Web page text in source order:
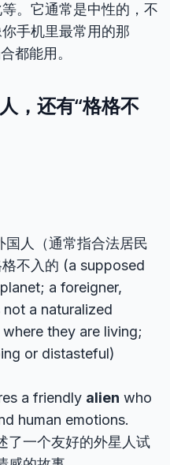
。它通常是中性的，不
手机里最常用的那
都能用。
，还有“格格不
国人（通常指合法居民
不入的 (a supposed
a foreigner,
a naturalized
they are living;
or distasteful)
a friendly alien who
human emotions.
了一个友好的外星人试